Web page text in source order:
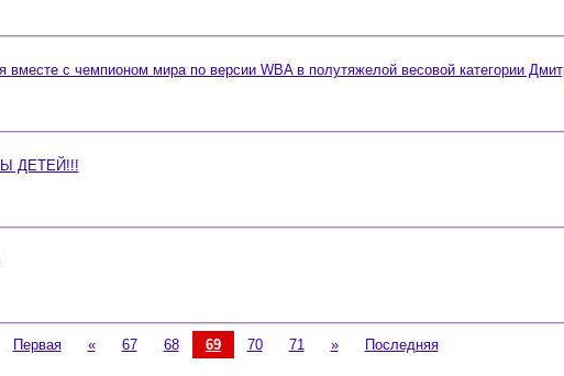
вместе с чемпионом мира по версии WBA в полутяжелой весовой категории
ДЕТЕЙ!!!
Первая « 67 68 69 70 71 » Последняя